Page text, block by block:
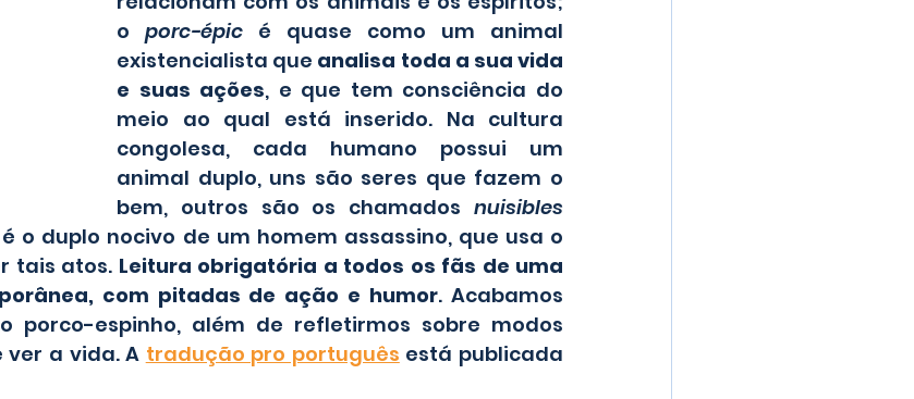
o porc-épic é quase como um animal
existencialista que analisa toda a sua vida
e suas ações, e que tem consciência do
meio ao qual está inserido. Na cultura
congolesa, cada humano possui um
animal duplo, uns são seres que fazem o
bem, outros são os chamados
o duplo nocivo de um homem assassino, que usa o
tais atos. Leitura obrigatória a todos os fãs de uma
com pitadas de ação e humor. Acabamos
porco-espinho, além de refletirmos sobre modos
ver a vida. A tradução pro português está publicada